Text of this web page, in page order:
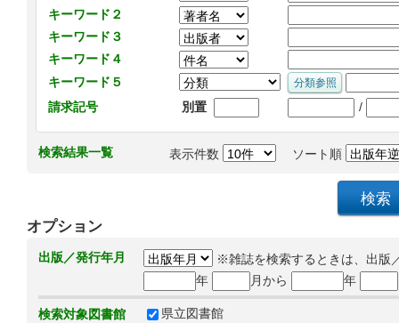
キーワード２
キーワード３
キーワード４
キーワード５
請求記号
別置 /
検索結果一覧 表示件数 ソート順
オプション
出版／発行年月
※雑誌を検索するときは、出版
年
月から 年
検索対象図書館 県立図書館